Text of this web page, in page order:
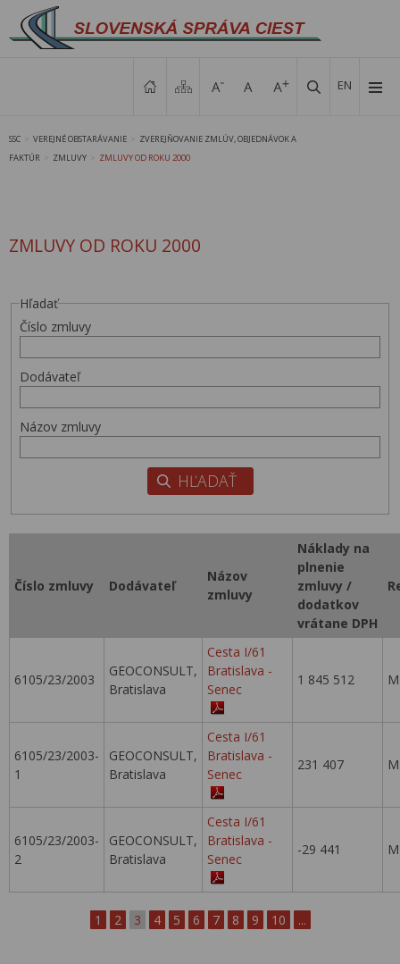
EN
SSC VEREJNÉ OBSTARÁVANIE
ZVEREJŇOVANIE ZMLÚV, OBJEDNÁVOK A
FAKTÚR
ZMLUVY ZMLUVY OD ROKU 2000
ZMLUVY OD ROKU 2000
Hľadať
Číslo zmluvy
Dodávateľ
Názov zmluvy
Číslo zmluvy Dodávateľ
Názov
zmluvy
Náklady na
plnenie
zmluvy /
dodatkov
vrátane DPH
6105/23/2003
GEOCONSULT,
Bratislava
Cesta I/61
Bratislava -
Senec
1 845 512
6105/23/2003-
1
GEOCONSULT,
Bratislava
Cesta I/61
Bratislava -
Senec
231 407
6105/23/2003-
2
GEOCONSULT,
Bratislava
Cesta I/61
Bratislava -
Senec
-29 441
1 2 3 4 5 6 7 8 9 10 ...